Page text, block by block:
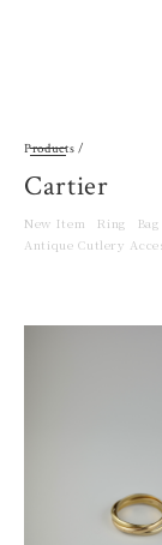
Products /
Cartier
New Item Ring Bag
Antique Cutlery